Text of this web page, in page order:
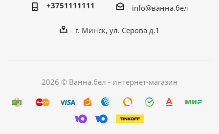
+3751111111 info@ванна.бел
г. Минск, ул. Серова д.1
2026 © Ванна.бел - интернет-магазин